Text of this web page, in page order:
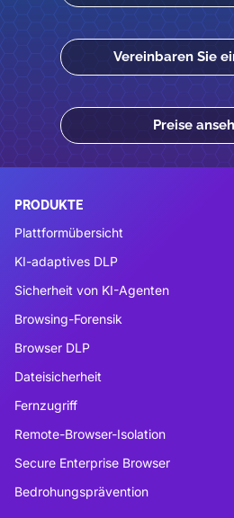
Vereinbaren Sie
Preise
PRODUKTE
Plattformübersicht
KI-adaptives DLP
Sicherheit von KI-Agenten
Browsing-Forensik
Browser DLP
Dateisicherheit
Fernzugriff
Remote-Browser-Isolation
Secure Enterprise Browser
Bedrohungsprävention